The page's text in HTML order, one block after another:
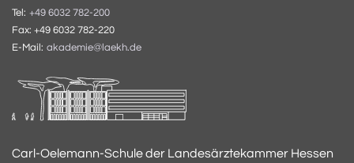
Tel: +49 6032 782-200
Fax: +49 6032 782-220
E-Mail: akademie@laekh.de
Carl-Oelemann-Schule der Landesärztekammer Hessen